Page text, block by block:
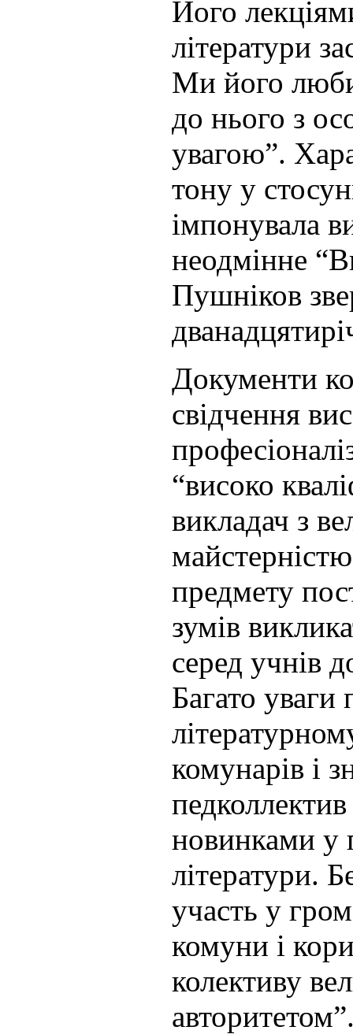
Його
літератури
Ми його
до нього з
увагою”.
тону у
імпонувала
неодмінне
Пушніков
Документи
свідчення
“високо
викладач з
предмету
зумів
серед учнів
Багато уваги
комунарів і
педколлектив
новинками у
літератури.
участь у
комуни і
колективу